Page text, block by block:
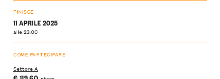
FINISCE
11 APRILE 2025
alle 23:00
COME PARTECIPARE
Settore A